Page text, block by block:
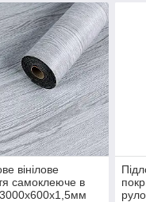
вінілове
самоклеюче в
3000х600х1,5мм